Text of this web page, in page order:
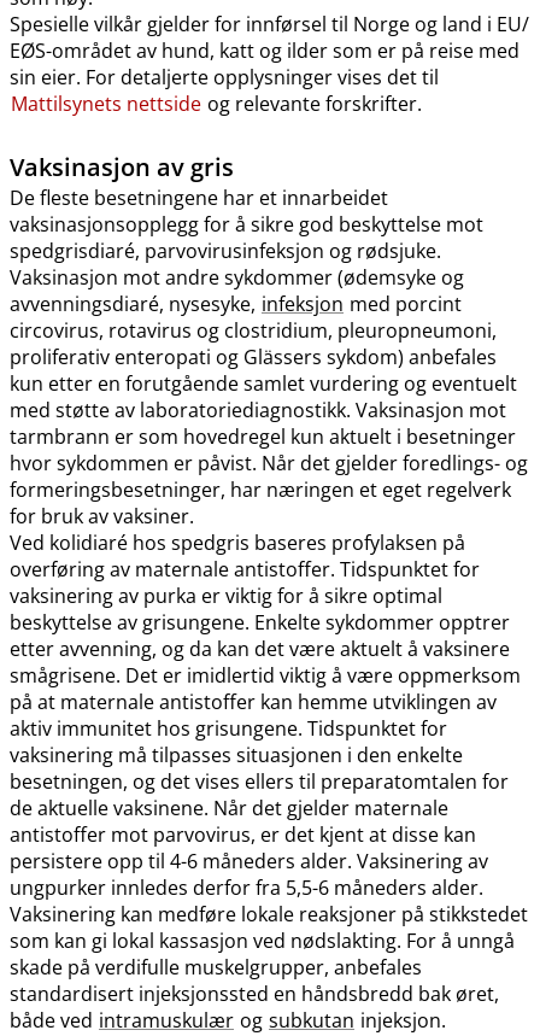
Spesielle vilkår gjelder for innførsel til Norge og land i EU​/​
EØS-området av hund, katt og ilder som er på reise med
sin eier. For detaljerte opplysninger vises det til
Mattilsynets nettside og relevante forskrifter.
Vaksinasjon av gris
De fleste besetningene har et innarbeidet
vaksinasjonsopplegg for å sikre god beskyttelse mot
spedgrisdiaré, parvovirusinfeksjon og rødsjuke.
Vaksinasjon mot andre sykdommer (ødemsyke og
avvenningsdiaré, nysesyke, infeksjon med porcint
circovirus, rotavirus og clostridium, pleuropneumoni,
proliferativ enteropati og Glässers sykdom) anbefales
kun etter en forutgående samlet vurdering og eventuelt
med støtte av laboratoriediagnostikk. Vaksinasjon mot
tarmbrann er som hovedregel kun aktuelt i besetninger
hvor sykdommen er påvist. Når det gjelder foredlings- og
formeringsbesetninger, har næringen et eget regelverk
for bruk av vaksiner.
Ved kolidiaré hos spedgris baseres profylaksen på
overføring av maternale antistoffer. Tidspunktet for
vaksinering av purka er viktig for å sikre optimal
beskyttelse av grisungene. Enkelte sykdommer opptrer
etter avvenning, og da kan det være aktuelt å vaksinere
smågrisene. Det er imidlertid viktig å være oppmerksom
på at maternale antistoffer kan hemme utviklingen av
aktiv immunitet hos grisungene. Tidspunktet for
vaksinering må tilpasses situasjonen i den enkelte
besetningen, og det vises ellers til preparatomtalen for
de aktuelle vaksinene. Når det gjelder maternale
antistoffer mot parvovirus, er det kjent at disse kan
persistere opp til 4-6 måneders alder. Vaksinering av
ungpurker innledes derfor fra 5,5-6 måneders alder.
Vaksinering kan medføre lokale reaksjoner på stikkstedet
som kan gi lokal kassasjon ved nødslakting. For å unngå
skade på verdifulle muskelgrupper, anbefales
standardisert injeksjonssted en håndsbredd bak øret,
både ved intramuskulær og subkutan injeksjon.